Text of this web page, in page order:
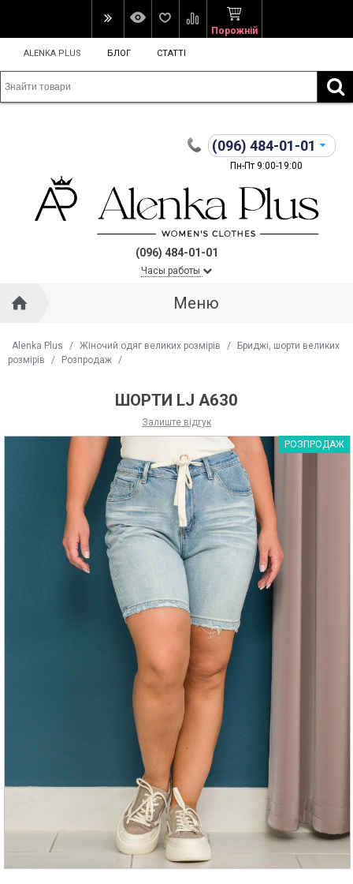
Порожній
ALENKA PLUS БЛОГ СТАТТІ
(096) 484-01-01
Пн-Пт 9:00-19:00
(096) 484-01-01
Часы работы
Меню
Alenka Plus / Жіночий одяг великих розмірів /
Бриджі, шорти великих
розмірів
/ Розпродаж /
ШОРТИ LJ A630
Залиште відгук
РОЗПРОДАЖ